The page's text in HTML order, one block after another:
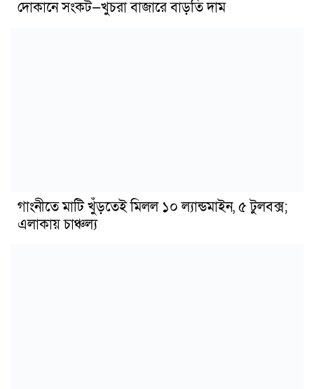
দোকানে সংকট—খুচরা বাজারে বাড়তি দাম
গাংনীতে মাটি খুঁড়তেই মিলল ১০ ল্যান্ডমাইন, ৫ টুলবক্স;
এলাকায় চাঞ্চল্য